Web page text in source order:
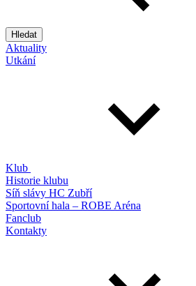
Hledat
Aktuality
Utkání
Klub
Historie klubu
Síň slávy HC Zubří
Sportovní hala – ROBE Aréna
Fanclub
Kontakty